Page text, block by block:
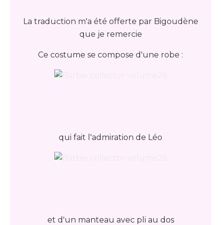
La traduction m'a été offerte par Bigoudène
que je remercie
Ce costume se compose d'une robe :
qui fait l'admiration de Léo
et d'un manteau avec pli au dos